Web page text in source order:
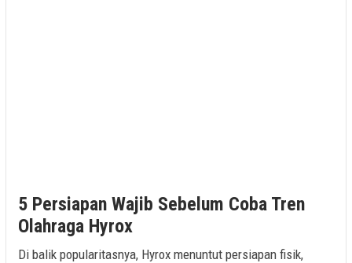
5 Persiapan Wajib Sebelum Coba Tren
Olahraga Hyrox
Di balik popularitasnya, Hyrox menuntut persiapan fisik,